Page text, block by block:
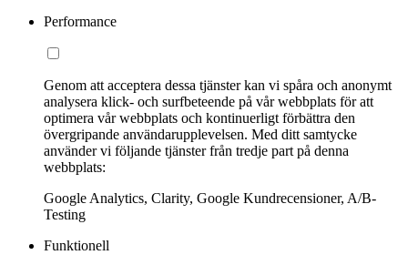
Performance
Genom att acceptera dessa tjänster kan vi spåra och anonymt
analysera klick- och surfbeteende på vår webbplats för att
optimera vår webbplats och kontinuerligt förbättra den
övergripande användarupplevelsen. Med ditt samtycke
använder vi följande tjänster från tredje part på denna
webbplats:
Google Analytics, Clarity, Google Kundrecensioner, A/B-
Testing
Funktionell